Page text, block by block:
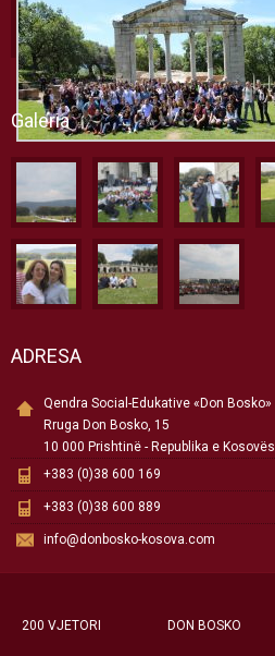
Galeria
ADRESA
Qendra Social-Edukative «Don Bosko»
Rruga Don Bosko, 15
10 000 Prishtinë - Republika e Kosovës
+383 (0)38 600 169
+383 (0)38 600 889
info@donbosko-kosova.com
200 VJETORI DON BOSKO